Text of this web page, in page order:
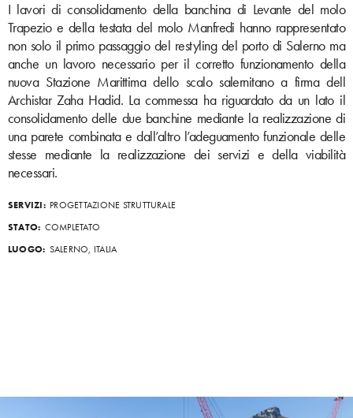
I lavori di consolidamento della banchina di Levante del molo
Trapezio e della testata del molo Manfredi hanno rappresentato
non solo il primo passaggio del restyling del porto di Salerno ma
anche un lavoro necessario per il corretto funzionamento della
nuova Stazione Marittima dello scalo salernitano a firma dell
Archistar Zaha Hadid. La commessa ha riguardato da un lato il
consolidamento delle due banchine mediante la realizzazione di
una parete combinata e dall’altro l’adeguamento funzionale delle
stesse mediante la realizzazione dei servizi e della viabilità
necessari.
SERVIZI: PROGETTAZIONE STRUTTURALE
STATO: COMPLETATO
LUOGO: SALERNO, ITALIA